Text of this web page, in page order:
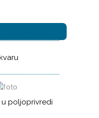
poljoprivredi